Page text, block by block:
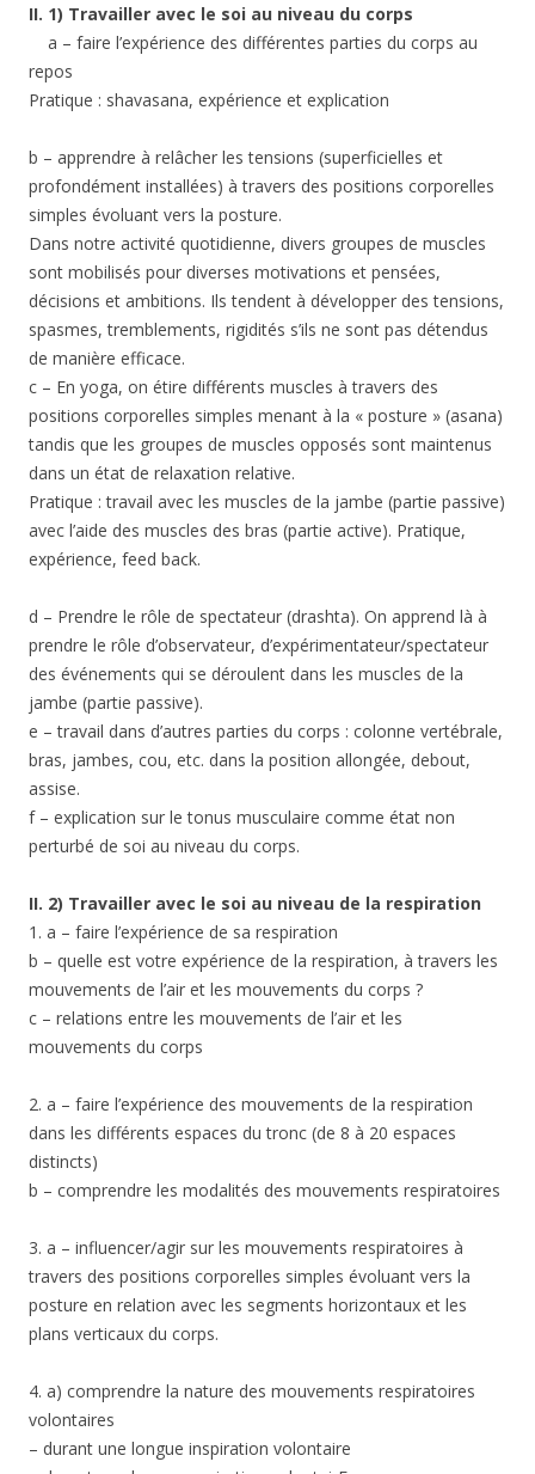
II. 1) Travailler avec le soi au niveau du corps
a – faire l’expérience des différentes parties du corps au
repos
Pratique : shavasana, expérience et explication
b – apprendre à relâcher les tensions (superficielles et
profondément installées) à travers des positions corporelles
simples évoluant vers la posture.
Dans notre activité quotidienne, divers groupes de muscles
sont mobilisés pour diverses motivations et pensées,
décisions et ambitions. Ils tendent à développer des tensions,
spasmes, tremblements, rigidités s’ils ne sont pas détendus
de manière efficace.
c – En yoga, on étire différents muscles à travers des
positions corporelles simples menant à la « posture » (asana)
tandis que les groupes de muscles opposés sont maintenus
dans un état de relaxation relative.
Pratique : travail avec les muscles de la jambe (partie passive)
avec l’aide des muscles des bras (partie active). Pratique,
expérience, feed back.
d – Prendre le rôle de spectateur (drashta). On apprend là à
prendre le rôle d’observateur, d’expérimentateur/spectateur
des événements qui se déroulent dans les muscles de la
jambe (partie passive).
e – travail dans d’autres parties du corps : colonne vertébrale,
bras, jambes, cou, etc. dans la position allongée, debout,
assise.
f – explication sur le tonus musculaire comme état non
perturbé de soi au niveau du corps.
II. 2) Travailler avec le soi au niveau de la respiration
1. a – faire l’expérience de sa respiration
b – quelle est votre expérience de la respiration, à travers les
mouvements de l’air et les mouvements du corps ?
c – relations entre les mouvements de l’air et les
mouvements du corps
2. a – faire l’expérience des mouvements de la respiration
dans les différents espaces du tronc (de 8 à 20 espaces
distincts)
b – comprendre les modalités des mouvements respiratoires
3. a – influencer/agir sur les mouvements respiratoires à
travers des positions corporelles simples évoluant vers la
posture en relation avec les segments horizontaux et les
plans verticaux du corps.
4. a) comprendre la nature des mouvements respiratoires
volontaires
– durant une longue inspiration volontaire